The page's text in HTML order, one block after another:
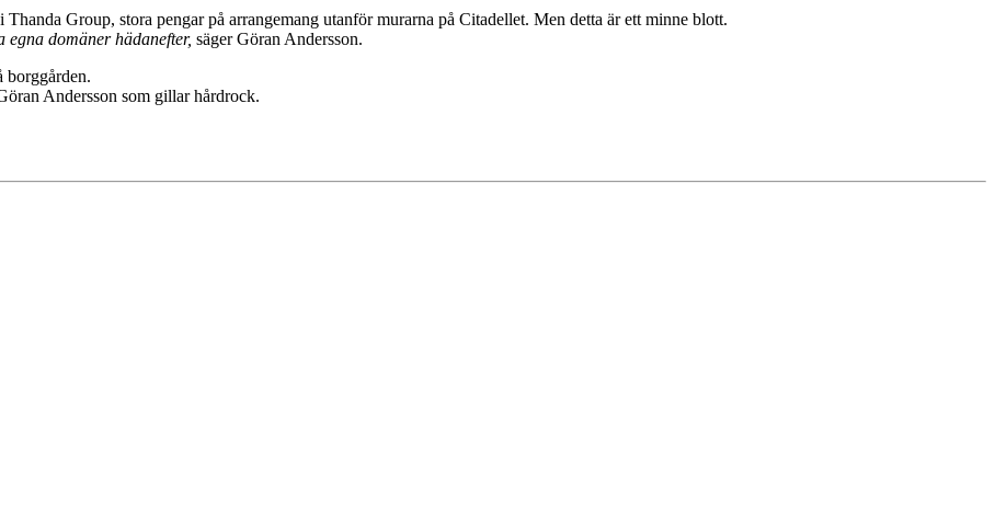
Group, stora pengar på arrangemang utanför murarna på Citadellet. Men detta är ett minne blott.
domäner hädanefter, säger Göran Andersson.
borggården.
Andersson som gillar hårdrock.